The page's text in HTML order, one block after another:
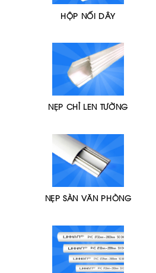
HỘP NỐI DÂY
NẸP CHỈ LEN TƯỜNG
NẸP SÀN VĂN PHÒNG